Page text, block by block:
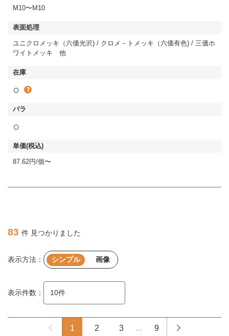
M10〜M10
ユニクロメッキ（六価光沢) / クロメ－トメッキ（六価有色) / 三価ホ
ワイトメッキ 他
○
○
87.62円/個〜
83 件 見つかりました
表示方法： シンプル 画像
表示件数：
1 2 3 9